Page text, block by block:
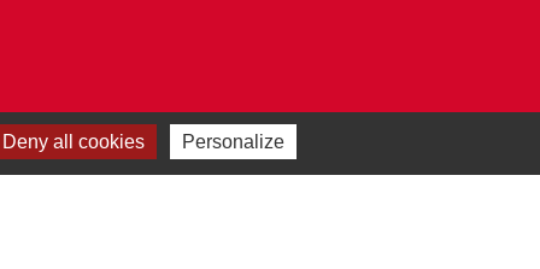
Deny all cookies Personalize